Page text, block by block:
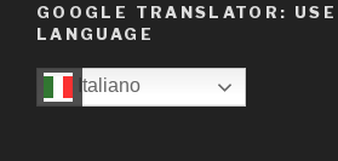
GOOGLE TRANSLATOR: USE
LANGUAGE
Italiano